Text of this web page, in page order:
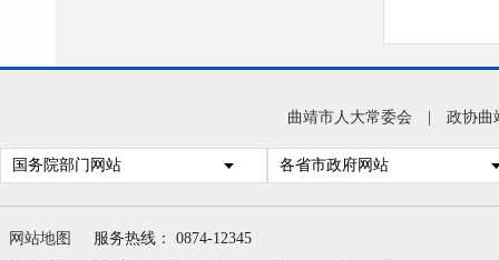
曲靖市人大常委会 政协曲
国务院部门网站 各省市政府网站
网站地图
服务热线： 0874-12345